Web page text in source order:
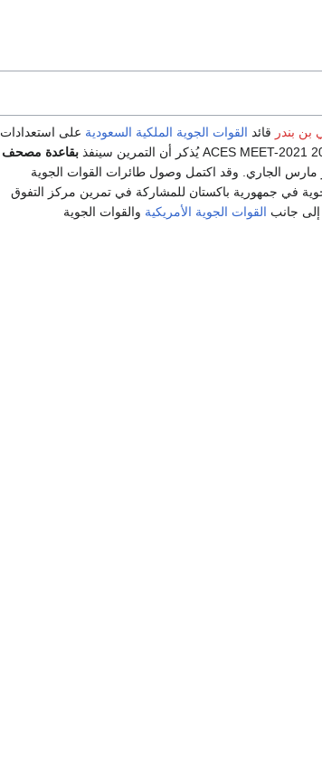
بن بندر قائد القوات الجوية الملكية السعودية على استعدادات
بقاعدة مصحف
الجاري. وقد اكتمل وصول طائرات القوات الجوية
في جمهورية باكستان للمشاركة في تمرين مركز التفوق
القوات الجوية الأمريكية والقوات الجوية